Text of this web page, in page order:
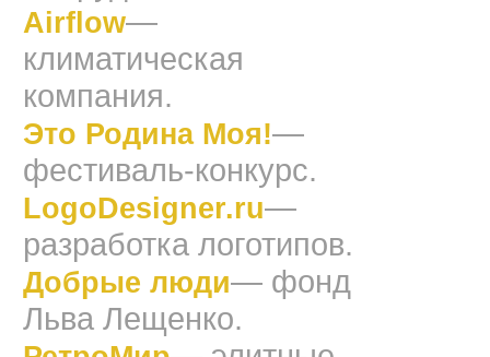
Airflow—
климатическая
компания.
Это Родина Моя!—
фестиваль-конкурс.
LogoDesigner.ru—
разработка логотипов.
Добрые люди— фонд
Льва Лещенко.